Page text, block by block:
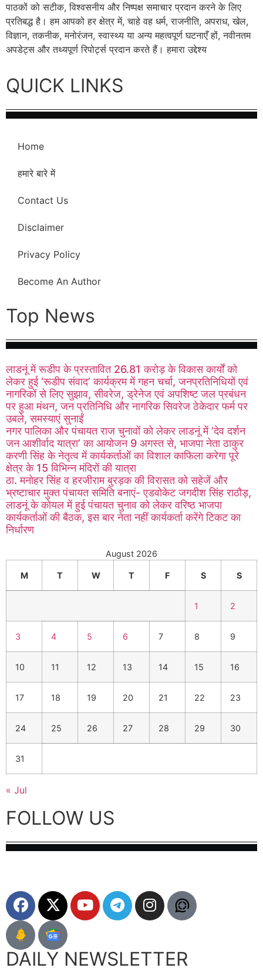
पाठकों को सटीक, विश्वसनीय और निष्पक्ष समाचार प्रदान करने के लिए
प्रतिबद्ध है। हम आपको हर क्षेत्र में, चाहे वह धर्म, राजनीति, अपराध, खेल,
विज्ञान, तकनीक, मनोरंजन, स्वास्थ्य या अन्य महत्वपूर्ण घटनाएँ हों, नवीनतम
अपडेट्स और तथ्यपूर्ण रिपोर्ट्स प्रदान करते हैं। हमारा उद्देश्य
QUICK LINKS
Home
हमारे बारे में
Contact Us
Disclaimer
Privacy Policy
Become An Author
Top News
लाडनूं में रूडीप के प्रस्तावित 26.81 करोड़ के विकास कार्यों को
लेकर हुई ‘रूडीप संवाद’ कार्यक्रम में गहन चर्चा, जनप्रतिनिधियों एवं
नागरिकों से लिए सुझाव, सीवरेज, ड्रेनेज एवं अपशिष्ट जल प्रबंधन
पर हुआ मंथन, जन प्रतिनिधि और नागरिक सिवरेज ठेकेदार फर्म पर
उबले, समस्याएं सुनाईं
नगर पालिका और पंचायत राज चुनावों को लेकर लाडनूं में ‘देव दर्शन
जन आशीर्वाद यात्रा’ का आयोजन 9 अगस्त से, भाजपा नेता ठाकुर
करणी सिंह के नेतृत्व में कार्यकर्ताओं का विशाल काफिला करेगा पूरे
क्षेत्र के 15 विभिन्न मंदिरों की यात्रा
ठा. मनोहर सिंह व हरजीराम बुरड़क की विरासत को सहेजें और
भ्रष्टाचार मुक्त पंचायत समिति बनाएं- एडवोकेट जगदीश सिंह राठौड़,
लाडनूं के कोयल में हुई पंचायत चुनाव को लेकर वरिष्ठ भाजपा
कार्यकर्ताओं की बैठक, इस बार नेता नहीं कार्यकर्ता करेंगे टिकट का
निर्धारण
August 2026
M T W T F S S
1 2
3 4 5 6 7 8 9
10 11 12 13 14 15 16
17 18 19 20 21 22 23
24 25 26 27 28 29 30
31
« Jul
FOLLOW US
DAILY NEWSLETTER